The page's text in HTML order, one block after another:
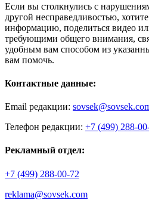
Если вы столкнулись с
другой несправедливостью,
информацию, поделиться видео
требующими общего внимания,
удобным вам способом из
вам помочь.
Контактные данные:
Email редакции:
Телефон редакции: +7 (499) 288-
Рекламный отдел:
+7 (499) 288-00-72
reklama@sovsek.com